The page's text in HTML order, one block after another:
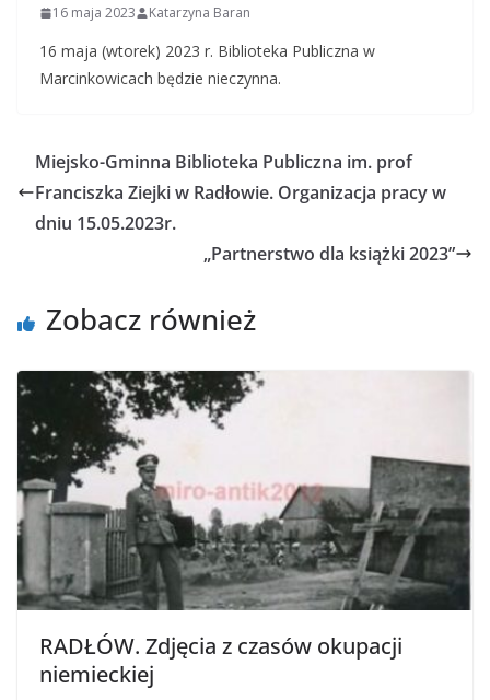
16 maja 2023 Katarzyna Baran
16 maja (wtorek) 2023 r. Biblioteka Publiczna w
Marcinkowicach będzie nieczynna.
Miejsko-Gminna Biblioteka Publiczna im. prof
Franciszka Ziejki w Radłowie. Organizacja pracy w
dniu 15.05.2023r.
„Partnerstwo dla książki 2023”
Zobacz również
RADŁÓW. Zdjęcia z czasów okupacji
niemieckiej